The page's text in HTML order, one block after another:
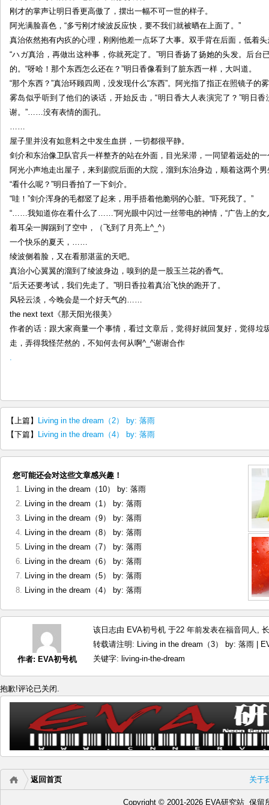
刚才的掌声让明日香更高傲了，摆出一幅不可一世的样子。
阿光满脸喜色，“多亏刚才绫波反应快，要不我们就被晒在上面了。”
真治依然抱有内疚的心理，刚刚他差一点坏了大事。双手背在后面，低着头
“ハガ真治，再做出这种事，你就死定了。”明日香扬了扬她的头发。后
的。“呀哈！那个东西怎么还在？”明日香像看到了脏东西一样，大叫道。
“那个东西？”真治环顾四周，没发现什么“东西”。阿光指了指正在照镜子的
雾岛似乎听到了他们的谈话，开始反击，“明日香大人表演完了？”明日
谢。”……没有表情的面孔。
……
屋子里并没有如意料之中发生血拼，一切都很平静。
剑介和东治像卫队官兵一样整齐的站在外面，目光呆滞，一同望着远处的一
阿光小声地走出屋子，来到剧院后面的大院，溜到东治身边，顺着这两个
“看什么呢？”明日香拍了一下剑介。
“哇！”剑介浑身的毛都竖了起来，用手捂着他脆弱的心脏。“吓死我了。”
“……我知道你在看什么了……”阿光眼中闪过一丝带电的神情，“广告上的
着耳朵一脚踢到了空中，（飞到了月亮上^_^）
一个快乐的夏天，……
绫波侧着脸，又在看那湛蓝的天吧。
真治小心翼翼的溜到了绫波身边，嗅到的是一股玉兰花的香气。
“后天还要考试，我们先走了。”明日香拉着真治飞快的跑开了。
风轻云淡，今晚会是一个好天气的……
the next text《那天阳光很美》
作者的话：跟大家商量一个事情，看过文章后，觉得好就回复好，觉得垃
走，弄得我怪茫然的，不知何去何从啊^_^谢谢合作
.
【上篇】
Living in the dream（2） by: 落雨
【下篇】
Living in the dream（4） by: 落雨
您可能还会对这些文章感兴趣！
Living in the dream（10） by: 落雨
Living in the dream（1） by: 落雨
Living in the dream（9） by: 落雨
Living in the dream（8） by: 落雨
Living in the dream（7） by: 落雨
Living in the dream（6） by: 落雨
Living in the dream（5） by: 落雨
Living in the dream（4） by: 落雨
作者: EVA初号机
该日志由 EVA初号机 于22 年前发表在福音同人 ,
转载请注明: Living in the dream（3） by: 落雨 |
关键字: living-in-the-dream
抱歉!评论已关闭.
关于
返回首页
Copyright © 2001-2026 EVA研究站 保